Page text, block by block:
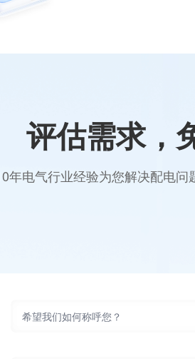
评估需求，
年电气行业经验为您解决配电